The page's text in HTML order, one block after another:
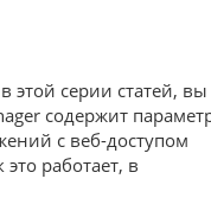
серии статей, вы
содержит
с веб-доступом
работает, в